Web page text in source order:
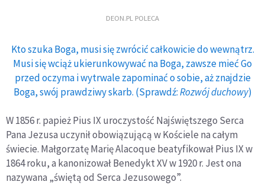
DEON.PL POLECA
Kto szuka Boga, musi się zwrócić całkowicie do wewnątrz.
Musi się wciąż ukierunkowywać na Boga, zawsze mieć Go
przed oczyma i wytrwale zapominać o sobie, aż znajdzie
Boga, swój prawdziwy skarb. (Sprawdź:Rozwój duchowy)
W 1856 r. papież Pius IX uroczystość Najświętszego Serca
Pana Jezusa uczynił obowiązującą w Kościele na całym
świecie. Małgorzatę Marię Alacoque beatyfikował Pius IX w
1864 roku, a kanonizował Benedykt XV w 1920 r. Jest ona
nazywana „świętą od Serca Jezusowego”.